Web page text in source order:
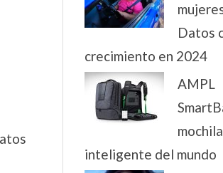
Datos
crecimiento en 2024
AMPL
inteligente del mundo